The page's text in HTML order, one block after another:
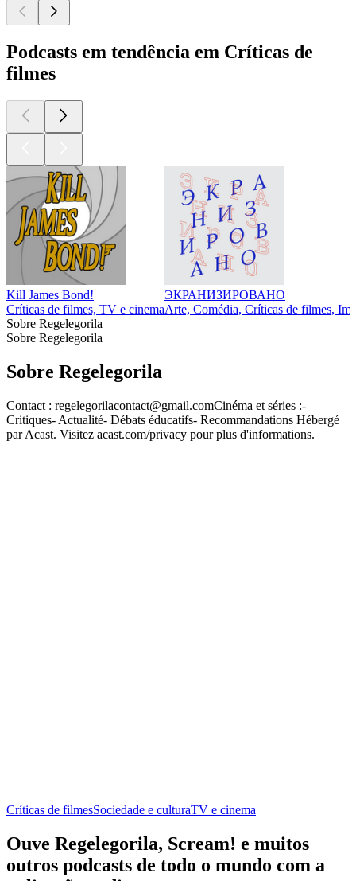
Podcasts em tendência em Críticas de
filmes
Kill James Bond!
Críticas de filmes, TV e cinema
ЭКРАНИЗИРОВАНО
Arte, Comédia, Críticas de filmes,
Sobre Regelegorila
Sobre Regelegorila
Sobre Regelegorila
Contact : regelegorilacontact@gmail.comCinéma et séries :-
Critiques- Actualité- Débats éducatifs- Recommandations Hébergé
par Acast. Visitez acast.com/privacy pour plus d'informations.
Críticas de filmesSociedade e culturaTV e cinema
Ouve Regelegorila, Scream! e muitos
outros podcasts de todo o mundo com a